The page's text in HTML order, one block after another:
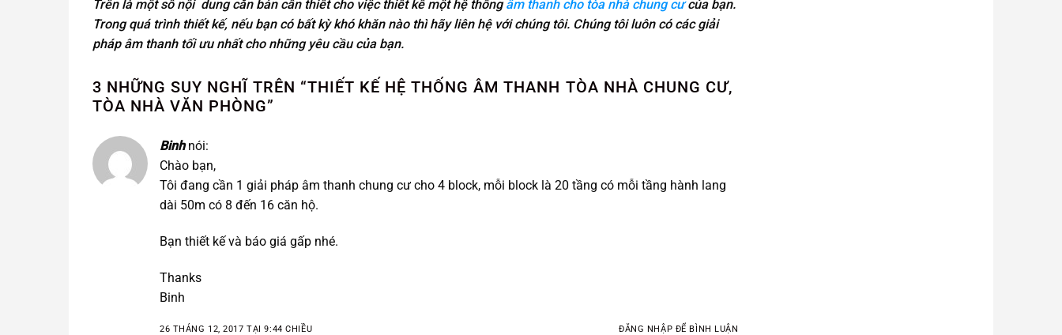
Trên là một số nội dung căn bản cần thiết cho việc thiết kế một hệ thốngâm thanh cho tòa nhà chung cưcủa bạn.
Trong quá trình thiết kế, nếu bạn có bất kỳ khó khăn nào thì hãy liên hệ với chúng tôi. Chúng tôi luôn có các giải
pháp âm thanh tối ưu nhất cho những yêu cầu của bạn.
3 NHỮNG SUY NGHĨ TRÊN “THIẾT KẾ HỆ THỐNG ÂM THANH TÒA NHÀ CHUNG CƯ,
TÒA NHÀ VĂN PHÒNG”
Binh nói:
Chào bạn,
Tôi đang cần 1 giải pháp âm thanh chung cư cho 4 block, mỗi block là 20 tầng có mỗi tầng hành lang
dài 50m có 8 đến 16 căn hộ.
Bạn thiết kế và báo giá gấp nhé.
Thanks
Binh
26 THÁNG 12, 2017 TẠI 9:44 CHIỀU ĐĂNG NHẬP ĐỂ BÌNH LUẬN